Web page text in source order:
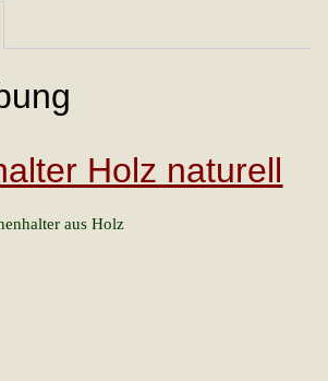
Holz naturell
aus Holz